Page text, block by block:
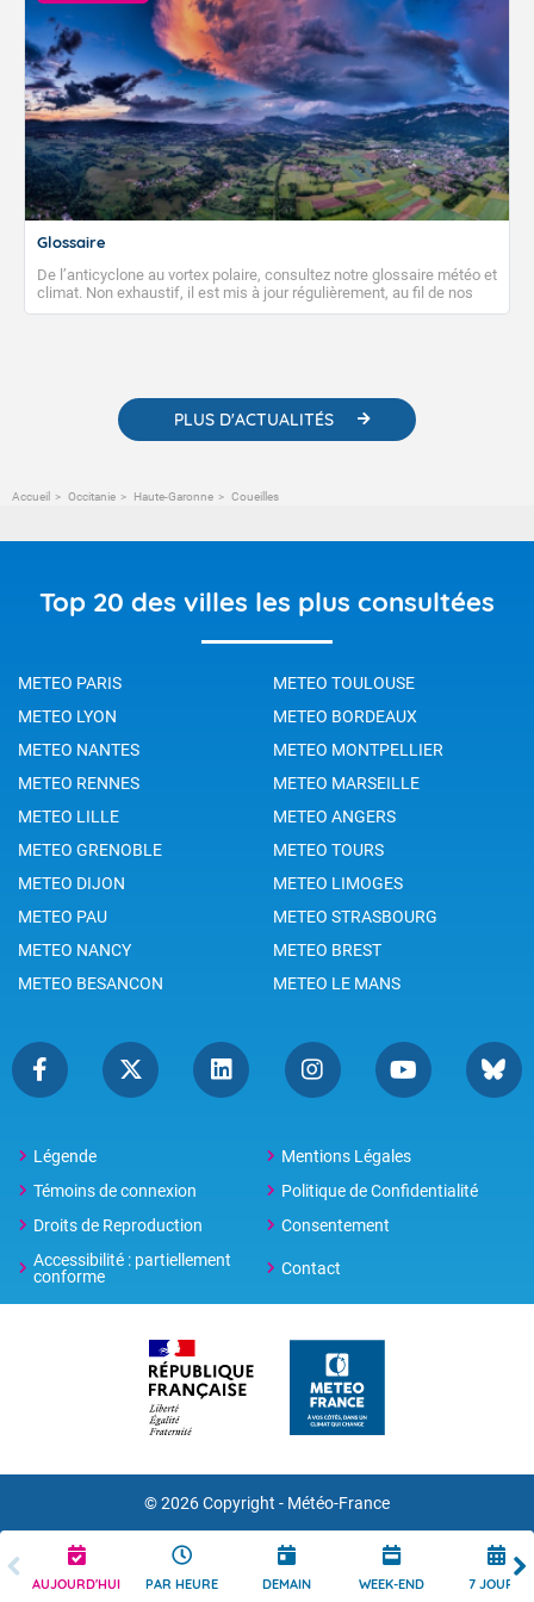
AUJOURD'HUI PAR HEURE DEMAIN WEEK-END 7 JOURS
Glossaire
De l’anticyclone au vortex polaire, consultez notre glossaire météo et
climat. Non exhaustif, il est mis à jour régulièrement, au fil de nos
publications. Vous y trouverez également des liens utiles vers nos
PLUS D'ACTUALITÉS
Accueil Occitanie Haute-Garonne Coueilles
Top 20 des villes les plus consultées
METEO PARIS
METEO TOULOUSE
METEO LYON
METEO BORDEAUX
METEO NANTES
METEO MONTPELLIER
METEO RENNES
METEO MARSEILLE
METEO LILLE
METEO ANGERS
METEO GRENOBLE
METEO TOURS
METEO DIJON
METEO LIMOGES
METEO PAU
METEO STRASBOURG
METEO NANCY
METEO BREST
METEO BESANCON
METEO LE MANS
Légende
Mentions Légales
Témoins de connexion
Politique de Confidentialité
Droits de Reproduction
Consentement
Accessibilité : partiellement
conforme
Contact
© 2026 Copyright - Météo-France